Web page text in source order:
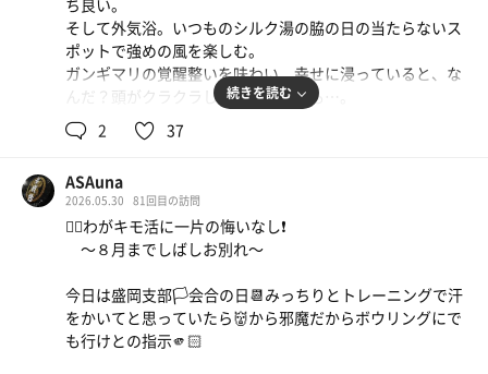
どこまでも強欲になってしまっていけません。
帰る時には入り口の券売機に見た事がないほどの行列
が！！！
改装工事を知ってか知らずかわかりませんが盛岡で愛され
ている温泉施設という事を改めて見せつけて頂きました。
ち良い。
そして外気浴。いつものシルク湯の脇の日の当たらないス
ポットで強めの風を楽しむ。
ガンギマリの覚醒整いを味わい、幸せに浸っていると、な
んだ？頭がクラクラしてきた。目眩も…。
こりゃあ軽く水分不足になっちまったか？やっぱり寝不足
で体調良くない時にサウナは駄目か？
た。
う〜む、サウナ中に脳こうそくになるのは嫌だが、サウナ
を辞めるのも嫌だしな…。将来的に悩ましい思いでした。
続きを読む
2 37
ASAuna
2026.05.30 81回目の訪問
✊🏻わがキモ活に一片の悔いなし❗️
〜８月までしばしお別れ〜
今日は盛岡支部🏳️会合の日📆みっちりとトレーニングで汗
をかいてと思っていたら👹から邪魔だからボウリングにで
も行けとの指示🫵🏻